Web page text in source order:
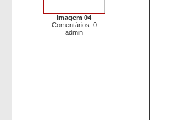
Imagem 04
Comentários: 0
admin